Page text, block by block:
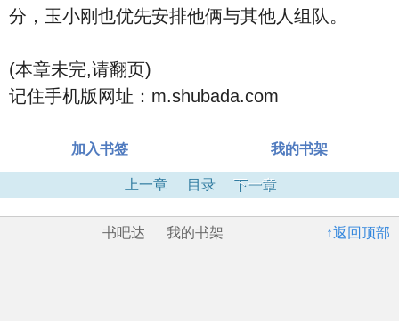
分，玉小刚也优先安排他俩与其他人组队。
(本章未完,请翻页)
记住手机版网址：m.shubada.com
加入书签 我的书架
上一章 目录 下一章
↑返回顶部
书吧达 我的书架